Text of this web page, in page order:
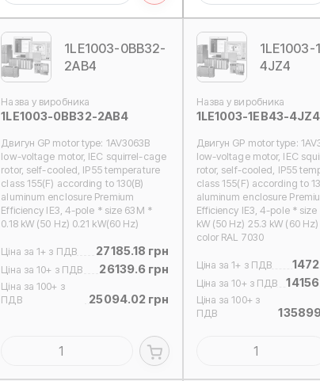
1LE1003-0BB32-
2AB4
Назва у виробника
1LE1003-0BB32-2AB4
Двигун GP motor type: 1AV3063B
low-voltage motor, IEC squirrel-cage
rotor, self-cooled, IP55 temperature
class 155(F) according to 130(B)
aluminum enclosure Premium
Efficiency IE3, 4-pole * size 63M *
0.18 kW (50 Hz) 0.21 kW(60 Hz)
Ціна за 1+ з ПДВ 27185.18 грн
Ціна за 10+ з ПДВ 26139.6 грн
Ціна за 100+ з
ПДВ
25094.02 грн
1LE1003-
4JZ4
Назва у виробника
1LE1003-1EB43-4JZ4
Двигун GP motor type:
low-voltage motor, IEC
rotor, self-cooled, IP55
class 155(F) according to
aluminum enclosure
Efficiency IE3, 4-pole * size
kW (50 Hz) 25.3 kW (60
color RAL 7030
Ціна за 1+ з ПДВ
Ціна за 10+ з ПДВ
Ціна за 100+ з
ПДВ